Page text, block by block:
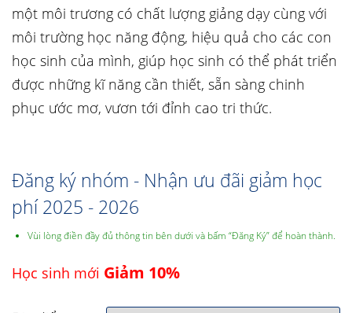
một môi trương có chất lượng giảng dạy cùng với
môi trường học năng động, hiệu quả cho các con
học sinh của mình, giúp học sinh có thể phát triển
được những kĩ năng cần thiết, sẵn sàng chinh
phục ước mơ, vươn tới đỉnh cao tri thức.
Đăng ký nhóm - Nhận ưu đãi giảm học
phí 2025 - 2026
Vùi lòng điền đầy đủ thông tin bên dưới và bấm “Đăng Ký” để hoàn thành.
Học sinh mới Giảm 10%